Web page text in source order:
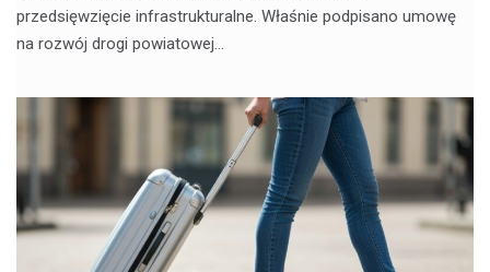
przedsięwzięcie infrastrukturalne. Właśnie podpisano umowę
na rozwój drogi powiatowej…